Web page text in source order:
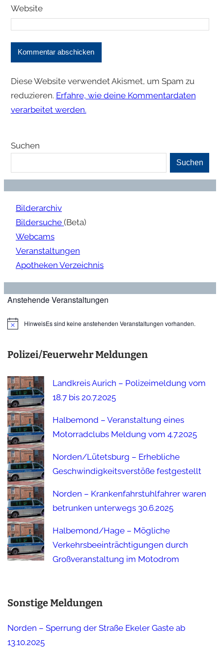
Website
Diese Website verwendet Akismet, um Spam zu
reduzieren. Erfahre, wie deine Kommentardaten
verarbeitet werden.
Suchen
Suchen
Bilderarchiv
Bildersuche (Beta)
Webcams
Veranstaltungen
Apotheken Verzeichnis
Anstehende Veranstaltungen
HinweisEs sind keine anstehenden Veranstaltungen vorhanden.
Polizei/Feuerwehr Meldungen
Landkreis Aurich – Polizeimeldung vom
18.7 bis 20.7.2025
Halbemond – Veranstaltung eines
Motorradclubs Meldung vom 4.7.2025
Norden/Lütetsburg – Erhebliche
Geschwindigkeitsverstöße festgestellt
Norden – Krankenfahrstuhlfahrer waren
betrunken unterwegs 30.6.2025
Halbemond/Hage – Mögliche
Verkehrsbeeinträchtigungen durch
Großveranstaltung im Motodrom
Sonstige Meldungen
Norden – Sperrung der Straße Ekeler Gaste ab
13.10.2025